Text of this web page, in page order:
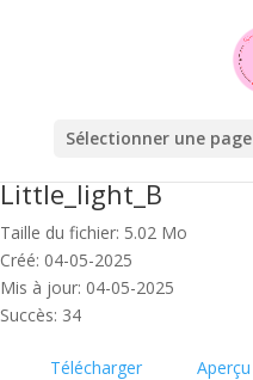
Sélectionner une page
Little_light_B
Taille du fichier: 5.02 Mo
Créé: 04-05-2025
Mis à jour: 04-05-2025
Succès: 34
Télécharger Aperçu